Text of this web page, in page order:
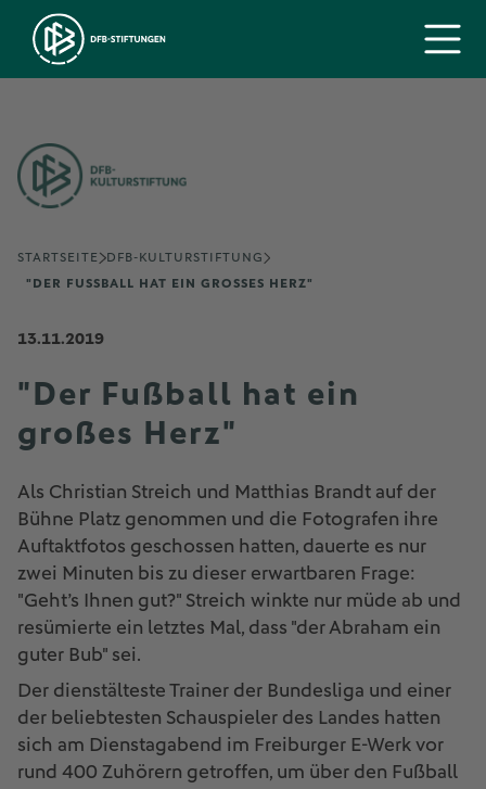
STARTSEITE
DFB-KULTURSTIFTUNG
"DER FUSSBALL HAT EIN GROSSES HERZ"
13.11.2019
"Der Fußball hat ein
großes Herz"
Als Christian Streich und Matthias Brandt auf der
Bühne Platz genommen und die Fotografen ihre
Auftaktfotos geschossen hatten, dauerte es nur
zwei Minuten bis zu dieser erwartbaren Frage:
"Geht’s Ihnen gut?" Streich winkte nur müde ab und
resümierte ein letztes Mal, dass "der Abraham ein
guter Bub" sei.
Der dienstälteste Trainer der Bundesliga und einer
der beliebtesten Schauspieler des Landes hatten
sich am Dienstagabend im Freiburger E-Werk vor
rund 400 Zuhörern getroffen, um über den Fußball